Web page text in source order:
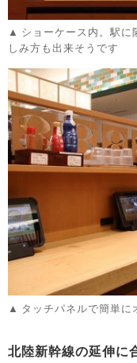
ショーケース内。駅に
しみ方も出来そうです
タッチパネルで簡単に
北陸新幹線の延伸に